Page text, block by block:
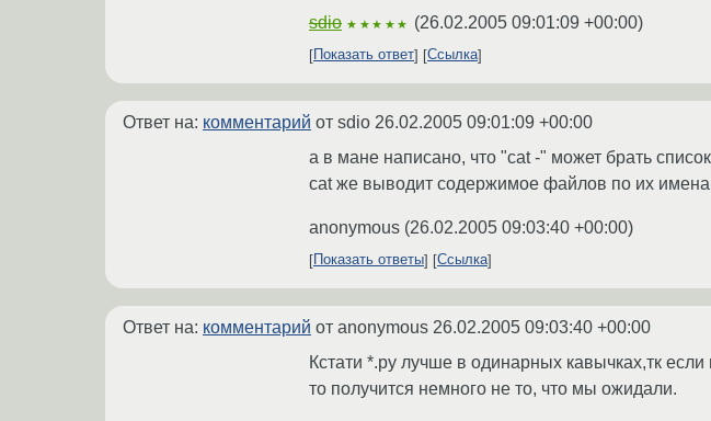
sdio ★★★★★ (26.02.2005 09:01:09 +00:00)
Показать ответ Ссылка
Ответ на: комментарий от sdio 26.02.2005 09:01:09 +00:00
а в мане написано, что "cat -" может брать
cat же выводит содержимое файлов по их
anonymous (26.02.2005 09:03:40 +00:00)
Показать ответы Ссылка
Ответ на: комментарий от anonymous 26.02.2005 09:03:40 +00:00
Кстати *.py лучше в одинарных кавычках,тк
то получится немного не то, что мы ожидали.